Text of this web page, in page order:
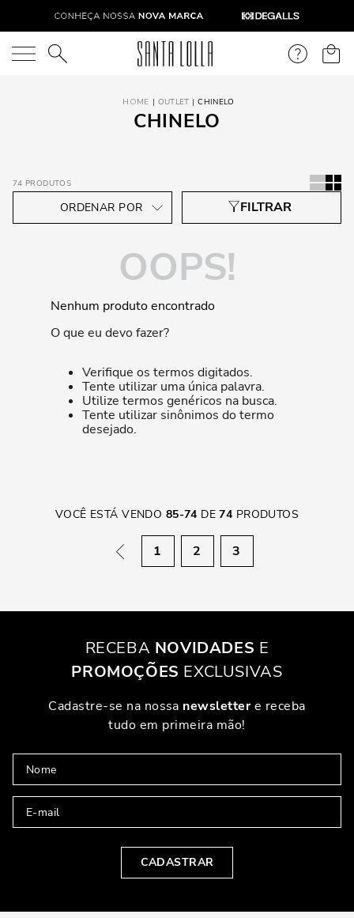
O que você está procurando?
OUTLET CHINELO
CHINELO
74 PRODUTOS
OOPS!
Nenhum produto encontrado
O que eu devo fazer?
Verifique os termos digitados.
Tente utilizar uma única palavra.
Utilize termos genéricos na busca.
Tente utilizar sinônimos do termo
desejado.
VOCÊ ESTÁ VENDO 85-74 DE74 PRODUTOS
1 2 3
RECEBA NOVIDADES E
PROMOÇÕES EXCLUSIVAS
Cadastre-se na nossa newslettere receba
tudo em primeira mão!
CADASTRAR